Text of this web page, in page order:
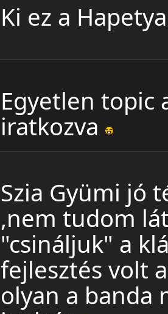
Ki ez a
Egyetlen topic
iratkozva
Szia Gyümi jó
,nem tudom
"csináljuk" a
fejlesztés volt
olyan a banda